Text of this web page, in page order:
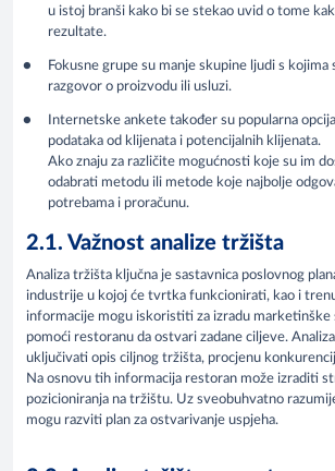
u istoj branši kako bi se stekao uvid o tome
rezultate.
Fokusne grupe su manje skupine ljudi s
razgovor o proizvodu ili usluzi.
Internetske ankete također su popularna
podataka od klijenata i potencijalnih klijenata.
Ako znaju za različite mogućnosti koje su im
odabrati metodu ili metode koje najbolje
potrebama i proračunu.
2.1. Važnost analize tržišta
Analiza tržišta ključna je sastavnica poslovnog
industrije u kojoj će tvrtka funkcionirati, kao i
informacije mogu iskoristiti za izradu marketinške
pomoći restoranu da ostvari zadane ciljeve.
uključivati opis ciljnog tržišta, procjenu
Na osnovu tih informacija restoran može izraditi
pozicioniranja na tržištu. Uz sveobuhvatno
mogu razviti plan za ostvarivanje uspjeha.